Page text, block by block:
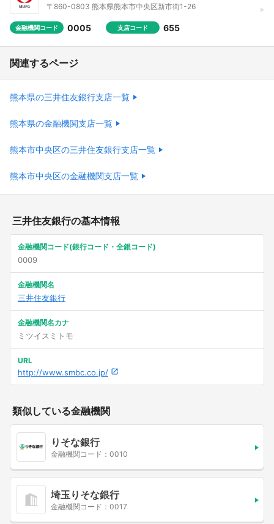
〒860-0803 熊本県熊本市中央区新市街1-26
金融機関コード 0005 支店コード 655
関連するページ
熊本県の三井住友銀行支店一覧
熊本県の金融機関支店一覧
熊本市中央区の三井住友銀行支店一覧
熊本市中央区の金融機関支店一覧
三井住友銀行の基本情報
金融機関コード(銀行コード・全銀コード)
0009
金融機関名
三井住友銀行
金融機関名カナ
ミツイスミトモ
URL
http://www.smbc.co.jp/
類似している金融機関
りそな銀行
金融機関コード：0010
埼玉りそな銀行
金融機関コード：0017